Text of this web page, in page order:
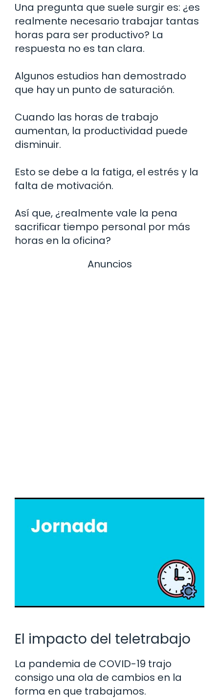
Una pregunta que suele surgir es: ¿es
realmente necesario trabajar tantas
horas para ser productivo? La
respuesta no es tan clara.
Algunos estudios han demostrado
que hay un punto de saturación.
Cuando las horas de trabajo
aumentan, la productividad puede
disminuir.
Esto se debe a la fatiga, el estrés y la
falta de motivación.
Así que, ¿realmente vale la pena
sacrificar tiempo personal por más
horas en la oficina?
Anuncios
El impacto del teletrabajo
La pandemia de COVID-19 trajo
consigo una ola de cambios en la
forma en que trabajamos.